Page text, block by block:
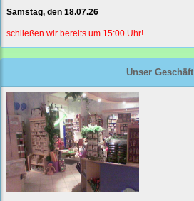
Samstag, den 18.07.26
schließen wir bereits um 15:00 Uhr!
Unser Geschäft